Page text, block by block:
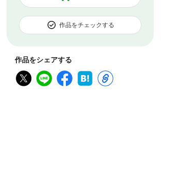
作品をチェックする
作品をシェアする